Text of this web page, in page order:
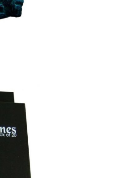
Додати
список
бажань